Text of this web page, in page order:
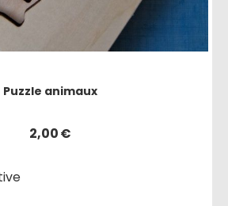
Puzzle animaux
2,00€